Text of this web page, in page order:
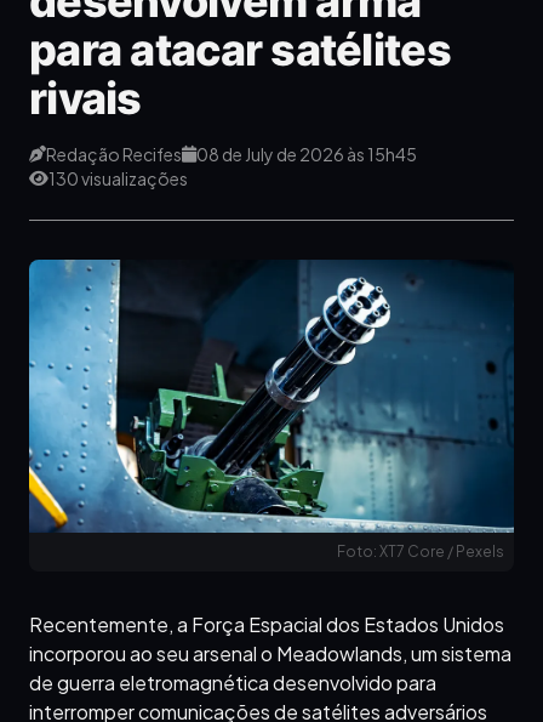
para atacar satélites
rivais
Redação Recifes
08 de July de 2026 às 15h45
130 visualizações
Foto: XT7 Core / Pexels
Recentemente, a Força Espacial dos Estados Unidos
incorporou ao seu arsenal o Meadowlands, um sistema
de guerra eletromagnética desenvolvido para
interromper comunicações de satélites adversários